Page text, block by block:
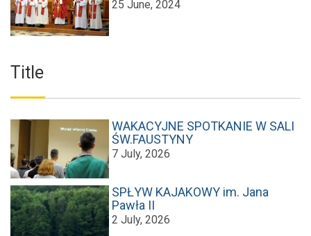
25 June, 2024
Title
WAKACYJNE SPOTKANIE W SALI
ŚW.FAUSTYNY
7 July, 2026
SPŁYW KAJAKOWY im. Jana
Pawła II
2 July, 2026